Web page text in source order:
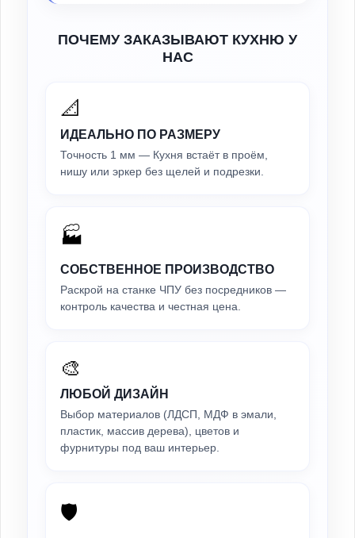
ПОЧЕМУ ЗАКАЗЫВАЮТ КУХНЮ У
НАС
📐
ИДЕАЛЬНО ПО РАЗМЕРУ
Точность 1 мм — Кухня встаёт в проём,
нишу или эркер без щелей и подрезки.
🏭
СОБСТВЕННОЕ ПРОИЗВОДСТВО
Раскрой на станке ЧПУ без посредников —
контроль качества и честная цена.
🎨
ЛЮБОЙ ДИЗАЙН
Выбор материалов (ЛДСП, МДФ в эмали,
пластик, массив дерева), цветов и
фурнитуры под ваш интерьер.
🛡️